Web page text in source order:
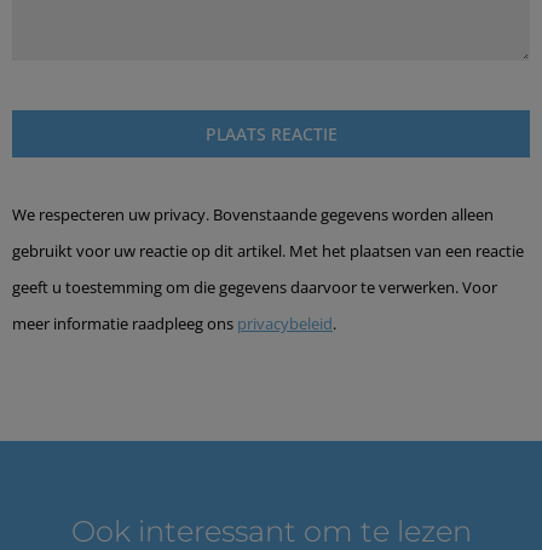
We respecteren uw privacy. Bovenstaande gegevens worden alleen
gebruikt voor uw reactie op dit artikel. Met het plaatsen van een reactie
geeft u toestemming om die gegevens daarvoor te verwerken. Voor
meer informatie raadpleeg ons privacybeleid.
Ook interessant om te lezen